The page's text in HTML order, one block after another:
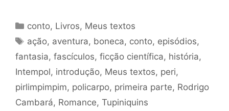
Categories
conto, Livros, Meus textos
Tags
ação, aventura, boneca, conto, episódios,
fantasia, fascículos, ficção científica, história,
Intempol, introdução, Meus textos, peri,
pirlimpimpim, policarpo, primeira parte, Rodrigo
Cambará, Romance, Tupiniquins